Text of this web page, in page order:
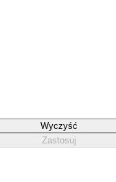
Wyczyść
Zastosuj